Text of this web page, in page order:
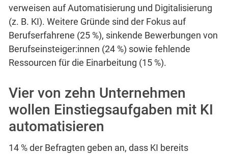
verweisen auf Automatisierung und Digitalisierung
(z. B. KI). Weitere Gründe sind der Fokus auf
Berufserfahrene (25 %), sinkende Bewerbungen von
Berufseinsteiger:innen (24 %) sowie fehlende
Ressourcen für die Einarbeitung (15 %).
Vier von zehn Unternehmen
wollen Einstiegsaufgaben mit KI
automatisieren
14 % der Befragten geben an, dass KI bereits